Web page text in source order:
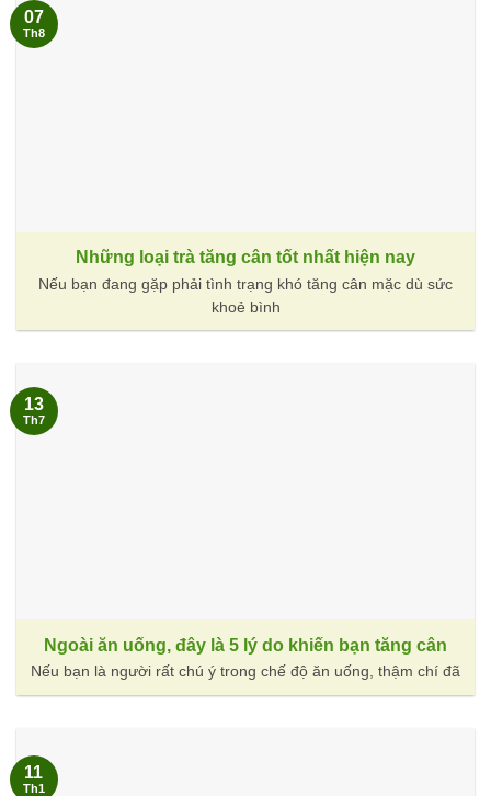
Những loại trà tăng cân tốt nhất hiện nay
Nếu bạn đang gặp phải tình trạng khó tăng cân mặc dù sức
khoẻ bình
07
Th8
Ngoài ăn uống, đây là 5 lý do khiến bạn tăng cân
Nếu bạn là người rất chú ý trong chế độ ăn uống, thậm chí đã
13
Th7
11
Th1